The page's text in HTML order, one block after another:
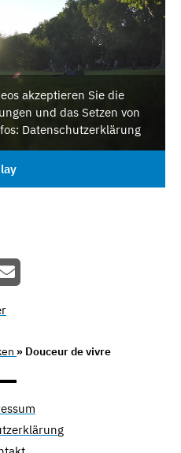
akzeptieren Sie die
und das Setzen von
Datenschutzerklärung
» Douceur de vivre